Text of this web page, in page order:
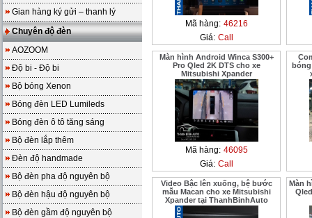
Gian hàng ký gửi – thanh lý
Chuyên độ đèn
AOZOOM
Độ bi - Độ bi
Bộ bóng Xenon
Bóng đèn LED Lumileds
Bóng đèn ô tô tăng sáng
Bộ đèn lắp thêm
Đèn độ handmade
Bộ đèn pha độ nguyên bộ
Bộ đèn hậu độ nguyên bộ
Bộ đèn gầm độ nguyên bộ
Mã hàng: 46216
Giá: Call
Màn hình Android Winca S300+
Pro Qled 2K DTS cho xe
Mitsubishi Xpander
Mã hàng: 46095
Giá: Call
bóng
Video Bậc lên xuống, bệ bước
mẫu Macan cho xe Mitsubishi
Xpander tại ThanhBinhAuto
Màn